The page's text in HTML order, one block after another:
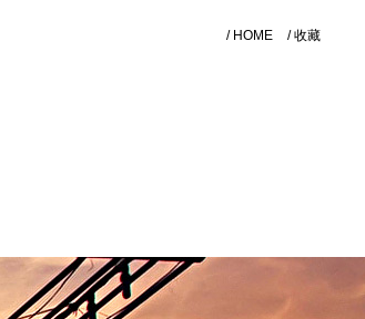
/ HOME / 收藏